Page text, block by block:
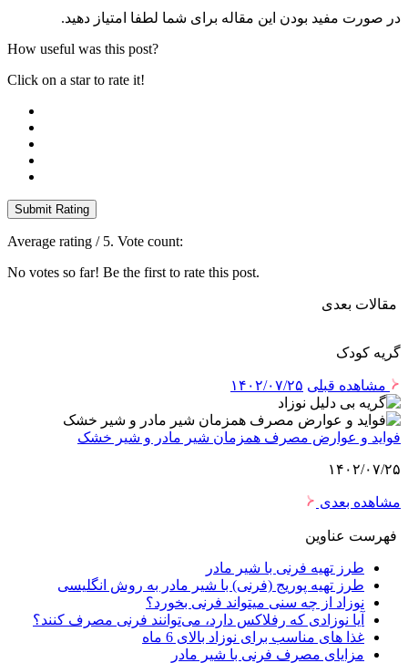
در صورت مفید بودن این مقاله برای شما لطفا امتیاز دهید.
How useful was this post?
Click on a star to rate it!
Submit Rating
Average rating / 5. Vote count:
No votes so far! Be the first to rate this post.
مقالات بعدی
گریه کودک
مشاهده قبلی ۱۴۰۲/۰۷/۲۵
فواید و عوارض مصرف همزمان شیر مادر و شیر خشک
۱۴۰۲/۰۷/۲۵
مشاهده بعدی
فهرست عناوین
طرز تهیه فرنی با شیر مادر
طرز تهیه پوریج (فرنی) با شیر مادر به روش انگلیسی
نوزاد از چه سنی میتواند فرنی بخورد؟
آیا نوزادی که رفلاکس دارد، می‌توانند فرنی مصرف کنند؟
غذا های مناسب برای نوزاد بالای 6 ماه
مزایای مصرف فرنی با شیر مادر